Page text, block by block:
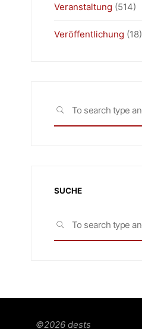
Veranstaltung (514)
Veröffentlichung (18)
SEARCH
SUCHE
SEARCH
©2026 dests